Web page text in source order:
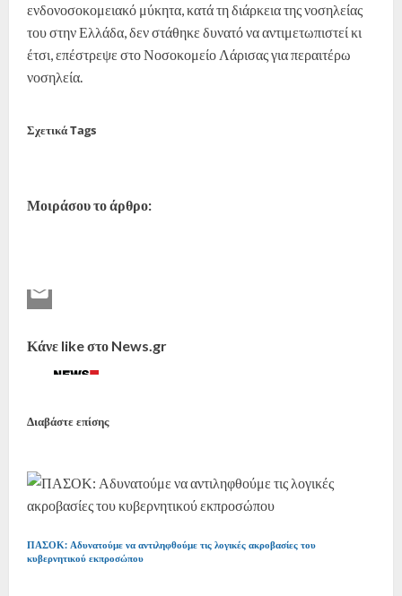
ενδονοσοκομειακό μύκητα, κατά τη διάρκεια της νοσηλείας
του στην Ελλάδα, δεν στάθηκε δυνατό να αντιμετωπιστεί κι
έτσι, επέστρεψε στο Νοσοκομείο Λάρισας για περαιτέρω
νοσηλεία.
Σχετικά Tags
Μοιράσου το άρθρο:
Κάνε like στο News.gr
Διαβάστε επίσης
ΠΑΣΟΚ: Αδυνατούμε να αντιληφθούμε τις λογικές ακροβασίες του
κυβερνητικού εκπροσώπου